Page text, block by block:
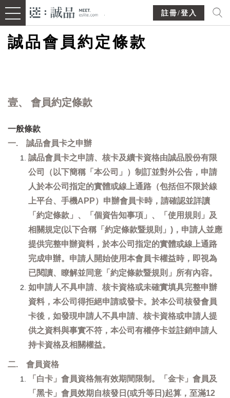
註冊/登入
誠品會員約定條款
壹、 會員約定條款
一般條款
一. 誠品會員卡之申辦
誠品會員卡之申請、核卡及續卡資格由誠品股份有限
公司（以下簡稱「本公司」）制訂並對外公告，申請
人於本公司指定的實體或線上通路（包括但不限於線
上平台、手機APP）申辦會員卡時，請確認並詳讀
「約定條款」、「個資告知事項」、「使用規則」及
相關規定(以下合稱「約定條款暨規則」)，申請人並應
提供完整申辦資料，於本公司指定的實體或線上通路
完成申辦。申請人開始使用本會員卡權益時，即視為
已閱讀、瞭解並同意「約定條款暨規則」所有內容。
如申請人不具申請、核卡資格或未確實填具完整申辦
資料，本公司得拒絕申請或發卡。於本公司核發會員
卡後，如發現申請人不具申請、核卡資格或申請人提
供之資料與事實不符，本公司有權停卡並註銷申請人
持卡資格及相關權益。
二. 會員資格
「白卡」會員資格無有效期間限制。「金卡」會員及
「黑卡」會員效期自核發日(或升等日)起算，至滿12